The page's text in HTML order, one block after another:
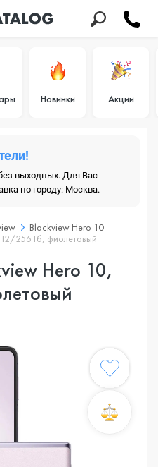
Новинки Акции
выходных. Для Вас
по городу: Москва.
Blackview Hero 10
256 Гб, фиолетовый
Hero 10,